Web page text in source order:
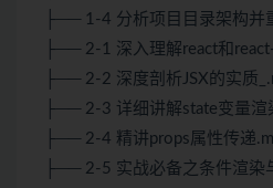
├── 1-4 分析项目目录架构并
├── 2-1 深入理解react和
├── 2-2 深度剖析JSX的实质
├── 2-3 详细讲解state变量渲
├── 2-4 精讲props属性传递
├── 2-5 实战必备之条件渲染